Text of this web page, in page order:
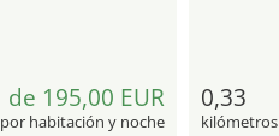
de 195,00 EUR
por habitación y noche
0,33
kilómetros